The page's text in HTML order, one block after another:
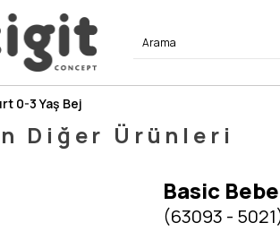
0-3 Yaş Bej
Diğer Ürünleri
Basic
(63093 -